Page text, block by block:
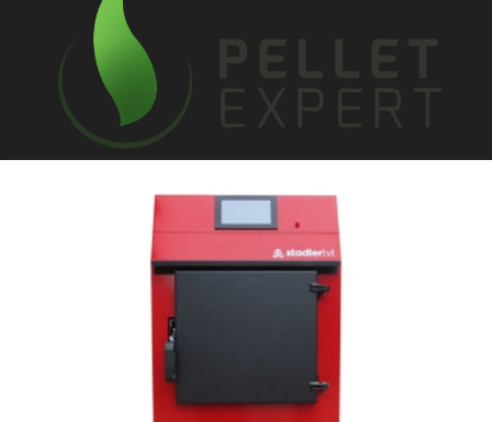
ul. Mickiewicza 48/50
biuro@pelletexpert.pl
Produkty w koszyku: 0. Zobacz